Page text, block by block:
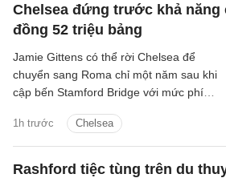
Chelsea đứng trước khả năng
đồng 52 triệu bảng
1h trước Chelsea
Jamie Gittens có thể rời Chelsea để
chuyển sang Roma chỉ một năm sau khi
cập bến Stamford Bridge với mức phí
Rashford tiệc tùng trên du